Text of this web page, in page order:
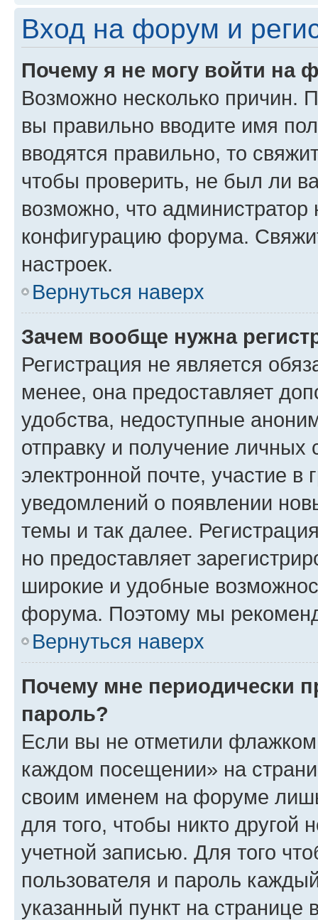
Вход на форум и
Почему я не могу войти на
Возможно несколько причин.
вы правильно вводите имя
вводятся правильно, то
чтобы проверить, не был ли
возможно, что администратор
конфигурацию форума.
настроек.
Вернуться наверх
Зачем вообще нужна
Регистрация не является
менее, она предоставляет
удобства, недоступные
отправку и получение
электронной почте, участие в
уведомлений о появлении
темы и так далее.
но предоставляет
широкие и удобные
форума. Поэтому мы
Вернуться наверх
Почему мне периодически
пароль?
Если вы не отметили флажком
каждом посещении» на
своим именем на форуме
для того, чтобы никто другой
учетной записью. Для того
пользователя и пароль
указанный пункт на